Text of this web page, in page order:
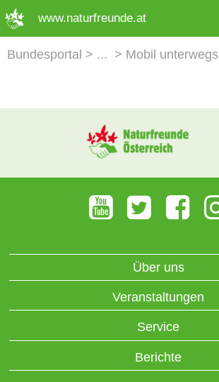
www.naturfreunde.at
Bundesportal Mobil unterwegs
Über uns
Veranstaltungen
Service
Berichte